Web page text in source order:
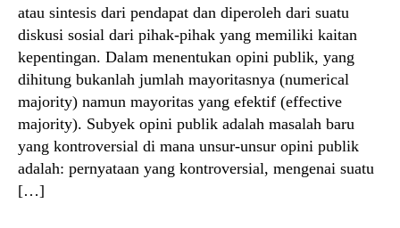
atau sintesis dari pendapat dan diperoleh dari suatu
diskusi sosial dari pihak-pihak yang memiliki kaitan
kepentingan. Dalam menentukan opini publik, yang
dihitung bukanlah jumlah mayoritasnya (numerical
majority) namun mayoritas yang efektif (effective
majority). Subyek opini publik adalah masalah baru
yang kontroversial di mana unsur-unsur opini publik
adalah: pernyataan yang kontroversial, mengenai suatu
[…]